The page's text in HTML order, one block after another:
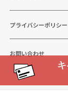
プライバシーポリシー
お問い合わせ